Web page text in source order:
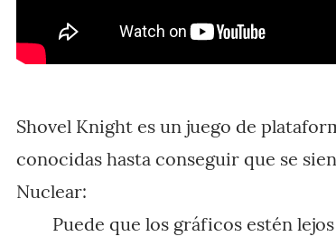
Shovel Knight es un juego de
conocidas hasta conseguir que se
Nuclear:
Puede que los gráficos estén